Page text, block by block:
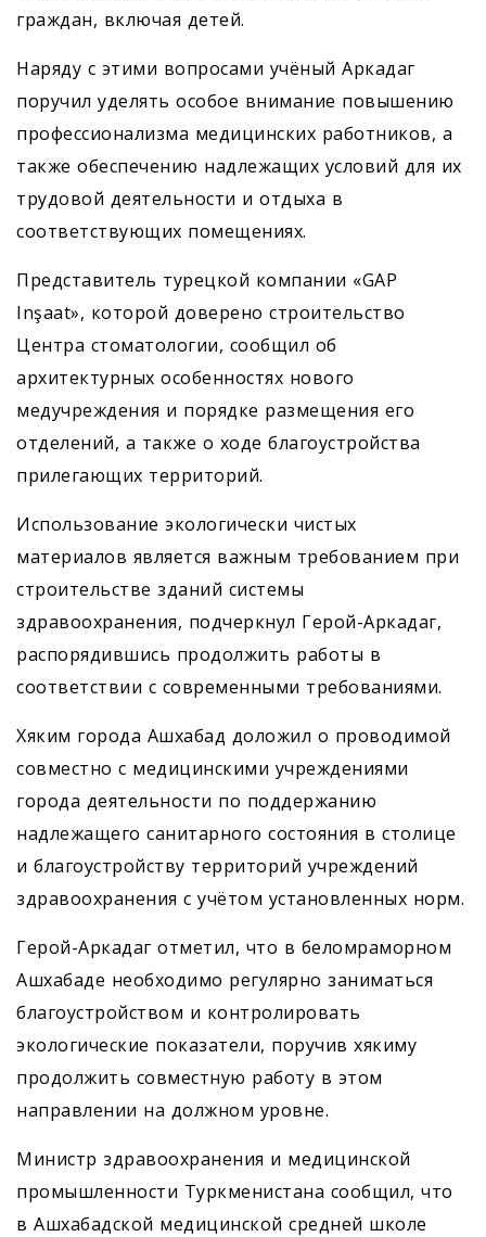
граждан, включая детей.
Наряду с этими вопросами учёный Аркадаг
поручил уделять особое внимание повышению
профессионализма медицинских работников, а
также обеспечению надлежащих условий для их
трудовой деятельности и отдыха в
соответствующих помещениях.
Представитель турецкой компании «GAP
Inşaat», которой доверено строительство
Центра стоматологии, сообщил об
архитектурных особенностях нового
медучреждения и порядке размещения его
отделений, а также о ходе благоустройства
прилегающих территорий.
Использование экологически чистых
материалов является важным требованием при
строительстве зданий системы
здравоохранения, подчеркнул Герой-Аркадаг,
распорядившись продолжить работы в
соответствии с современными требованиями.
Хяким города Ашхабад доложил о проводимой
совместно с медицинскими учреждениями
города деятельности по поддержанию
надлежащего санитарного состояния в столице
и благоустройству территорий учреждений
здравоохранения с учётом установленных норм.
Герой-Аркадаг отметил, что в беломраморном
Ашхабаде необходимо регулярно заниматься
благоустройством и контролировать
экологические показатели, поручив хякиму
продолжить совместную работу в этом
направлении на должном уровне.
Министр здравоохранения и медицинской
промышленности Туркменистана сообщил, что
в Ашхабадской медицинской средней школе